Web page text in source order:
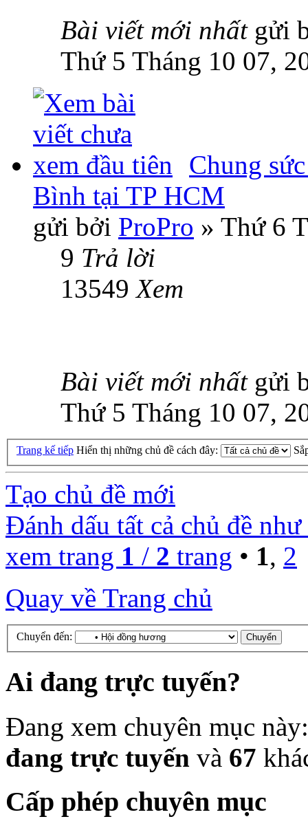
Bài viết mới nhất gửi
Thứ 5 Tháng 10 07,
Chung
Bình tại TP HCM
gửi bởi ProPro » Thứ 6
9 Trả lời
13549Xem
Bài viết mới nhất gửi
Thứ 5 Tháng 10 07,
Trang kế tiếp Hiển thị những chủ đề cách đây:
Tạo chủ đề mới
Đánh dấu tất cả chủ đề
xem trang 1 / 2 trang • 1, 2
Quay về Trang chủ
Chuyển đến:
Ai đang trực tuyến?
Đang xem chuyên mục
đang trực tuyến và 67
Cấp phép chuyên mục